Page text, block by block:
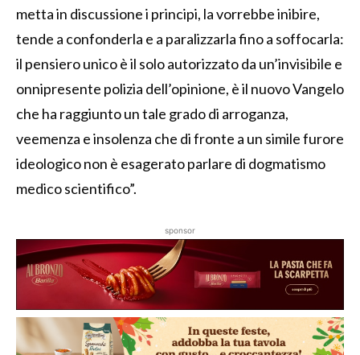
metta in discussione i principi, la vorrebbe inibire,
tende a confonderla e a paralizzarla fino a soffocarla:
il pensiero unico è il solo autorizzato da un’invisibile e
onnipresente polizia dell’opinione, è il nuovo Vangelo
che ha raggiunto un tale grado di arroganza,
veemenza e insolenza che di fronte a un simile furore
ideologico non è esagerato parlare di dogmatismo
medico scientifico”.
sponsor